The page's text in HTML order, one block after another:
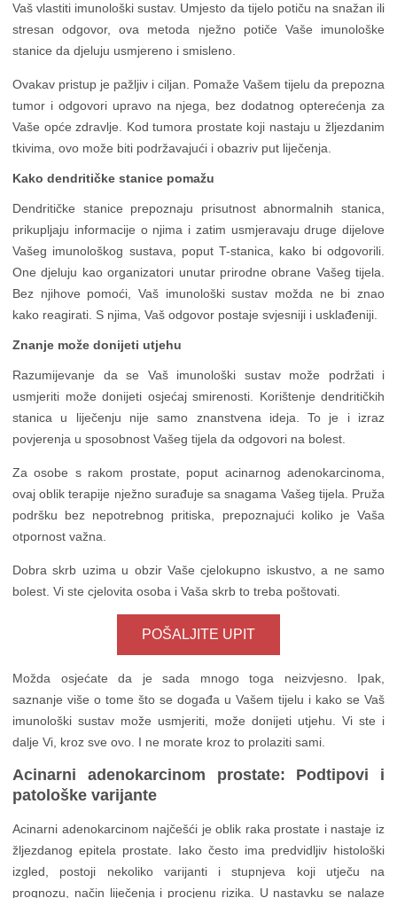
Vaš vlastiti imunološki sustav. Umjesto da tijelo potiču na snažan ili
stresan odgovor, ova metoda nježno potiče Vaše imunološke
stanice da djeluju usmjereno i smisleno.
Ovakav pristup je pažljiv i ciljan. Pomaže Vašem tijelu da prepozna
tumor i odgovori upravo na njega, bez dodatnog opterećenja za
Vaše opće zdravlje. Kod tumora prostate koji nastaju u žljezdanim
tkivima, ovo može biti podržavajući i obazriv put liječenja.
Kako dendritičke stanice pomažu
Dendritičke stanice prepoznaju prisutnost abnormalnih stanica,
prikupljaju informacije o njima i zatim usmjeravaju druge dijelove
Vašeg imunološkog sustava, poput T-stanica, kako bi odgovorili.
One djeluju kao organizatori unutar prirodne obrane Vašeg tijela.
Bez njihove pomoći, Vaš imunološki sustav možda ne bi znao
kako reagirati. S njima, Vaš odgovor postaje svjesniji i usklađeniji.
Znanje može donijeti utjehu
Razumijevanje da se Vaš imunološki sustav može podržati i
usmjeriti može donijeti osjećaj smirenosti. Korištenje dendritičkih
stanica u liječenju nije samo znanstvena ideja. To je i izraz
povjerenja u sposobnost Vašeg tijela da odgovori na bolest.
Za osobe s rakom prostate, poput acinarnog adenokarcinoma,
ovaj oblik terapije nježno surađuje sa snagama Vašeg tijela. Pruža
podršku bez nepotrebnog pritiska, prepoznajući koliko je Vaša
otpornost važna.
Dobra skrb uzima u obzir Vaše cjelokupno iskustvo, a ne samo
bolest. Vi ste cjelovita osoba i Vaša skrb to treba poštovati.
POŠALJITE UPIT
Možda osjećate da je sada mnogo toga neizvjesno. Ipak,
saznanje više o tome što se događa u Vašem tijelu i kako se Vaš
imunološki sustav može usmjeriti, može donijeti utjehu. Vi ste i
dalje Vi, kroz sve ovo. I ne morate kroz to prolaziti sami.
Acinarni adenokarcinom prostate: Podtipovi i
patološke varijante
Acinarni adenokarcinom najčešći je oblik raka prostate i nastaje iz
žljezdanog epitela prostate. Iako često ima predvidljiv histološki
izgled, postoji nekoliko varijanti i stupnjeva koji utječu na
prognozu, način liječenja i procjenu rizika. U nastavku se nalaze